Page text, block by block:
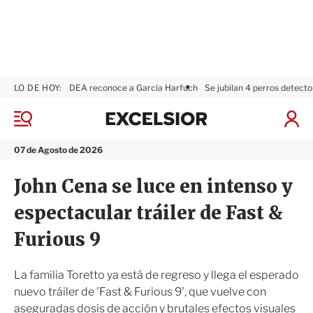
M
n
07 de Agosto de 2026
LO DE HOY: DEA reconoce a García Harfuch Se jubilan 4 perros
I
a
ó
n
x
s
i
o
r
John Cena se luce en intenso y
espectacular tráiler de Fast &
Furious 9
La familia Toretto ya está de regreso y llega el esperado
nuevo tráiler de 'Fast & Furious 9', que vuelve con
aseguradas dosis de acción y brutales efectos visuales